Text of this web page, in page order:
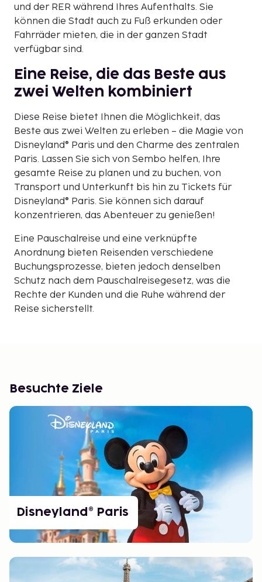
und der RER während Ihres Aufenthalts. Sie
können die Stadt auch zu Fuß erkunden oder
Fahrräder mieten, die in der ganzen Stadt
verfügbar sind.
Eine Reise, die das Beste aus
zwei Welten kombiniert
Diese Reise bietet Ihnen die Möglichkeit, das
Beste aus zwei Welten zu erleben – die Magie von
Disneyland® Paris und den Charme des zentralen
Paris. Lassen Sie sich von Sembo helfen, Ihre
gesamte Reise zu planen und zu buchen, von
Transport und Unterkunft bis hin zu Tickets für
Disneyland® Paris. Sie können sich darauf
konzentrieren, das Abenteuer zu genießen!
Eine Pauschalreise und eine verknüpfte
Anordnung bieten Reisenden verschiedene
Buchungsprozesse, bieten jedoch denselben
Schutz nach dem Pauschalreisegesetz, was die
Rechte der Kunden und die Ruhe während der
Reise sicherstellt.
Besuchte Ziele
Disneyland® Paris